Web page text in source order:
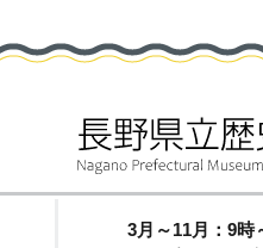
3月～11月：9時